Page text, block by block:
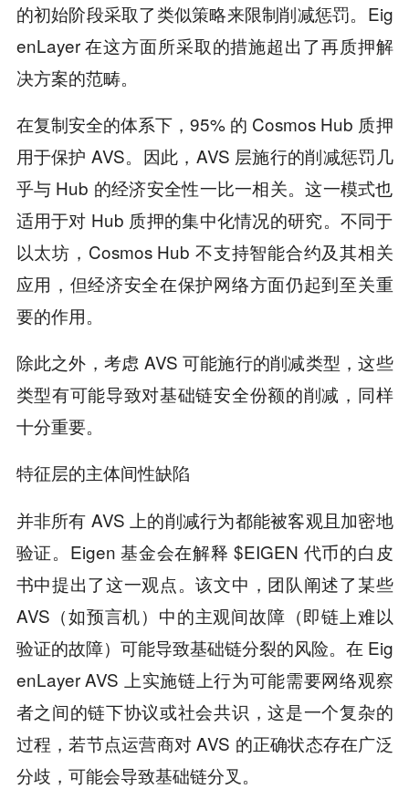
的初始阶段采取了类似策略来限制削减惩罚。Eig
enLayer 在这方面所采取的措施超出了再质押解
决方案的范畴。
在复制安全的体系下，95% 的 Cosmos Hub 质押
用于保护 AVS。因此，AVS 层施行的削减惩罚几
乎与 Hub 的经济安全性一比一相关。这一模式也
适用于对 Hub 质押的集中化情况的研究。不同于
以太坊，Cosmos Hub 不支持智能合约及其相关
应用，但经济安全在保护网络方面仍起到至关重
要的作用。
除此之外，考虑 AVS 可能施行的削减类型，这些
类型有可能导致对基础链安全份额的削减，同样
十分重要。
特征层的主体间性缺陷
并非所有 AVS 上的削减行为都能被客观且加密地
验证。Eigen 基金会在解释 $EIGEN 代币的白皮
书中提出了这一观点。该文中，团队阐述了某些
AVS（如预言机）中的主观间故障（即链上难以
验证的故障）可能导致基础链分裂的风险。在 Eig
enLayer AVS 上实施链上行为可能需要网络观察
者之间的链下协议或社会共识，这是一个复杂的
过程，若节点运营商对 AVS 的正确状态存在广泛
分歧，可能会导致基础链分叉。